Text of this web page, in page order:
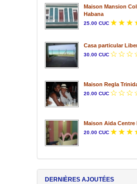
Maison Mansion
Habana
25.00 CUC
Casa particular
30.00 CUC
Maison Regla
20.00 CUC
Maison Aida Centre
20.00 CUC
DERNIÈRES AJOUTÉES